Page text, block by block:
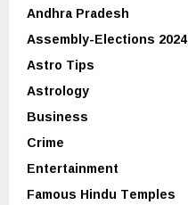
Andhra Pradesh
Assembly-Elections 2024
Astro Tips
Astrology
Business
Crime
Entertainment
Famous Hindu Temples